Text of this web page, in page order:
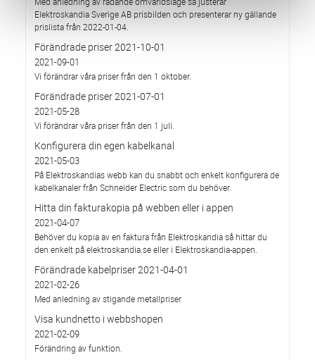
Elektroskandia Sverige AB prisbilden och presenterar ny gällande
prislista från 2022-01-04.
Förändrade priser 2021-10-01
2021-09-01
Vi förändrar våra priser från den 1 oktober.
Förändrade priser 2021-07-01
2021-05-28
Vi förändrar våra priser från den 1 juli.
Konfigurera din egen kabelkanal
2021-05-03
På Elektroskandias webb kan du snabbt och enkelt konfigurera de
kabelkanaler från Schneider Electric som du behöver.
Hitta din fakturakopia på webben eller i appen
2021-04-07
Behöver du kopia av en faktura från Elektroskandia så hittar du
den enkelt på elektroskandia.se eller i Elektro­skandia-appen.
Förändrade kabelpriser 2021-04-01
2021-02-26
Med anledning av stigande metallpriser
Visa kundnetto i webbshopen
2021-02-09
Förändring av funktion.